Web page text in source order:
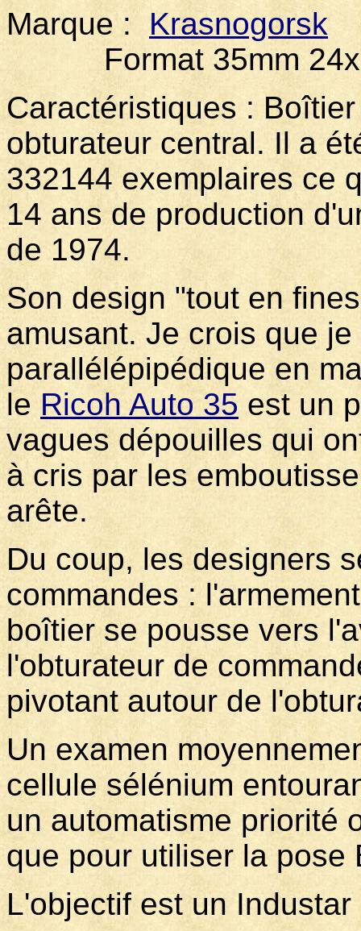
Marque : Krasnogorsk
Format 35mm
Caractéristiques :
obturateur central. Il a
332144 exemplaires ce
14 ans de production
de 1974.
Son design "tout en
amusant. Je crois que
parallélépipédique en
le Ricoh Auto 35 est un
vagues dépouilles qui
à cris par les
arête.
Du coup, les designers
commandes :
boîtier se pousse vers
l'obturateur de
pivotant autour de
Un examen
cellule sélénium
un automatisme priorité
que pour utiliser la pose
L'objectif est un